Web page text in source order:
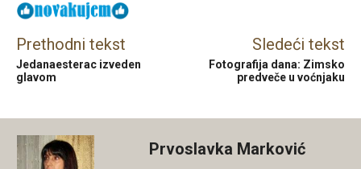
Prethodni tekst
Jedanaesterac izveden
glavom
Sledeći tekst
Fotografija dana: Zimsko
predveče u voćnjaku
Prvoslavka Marković